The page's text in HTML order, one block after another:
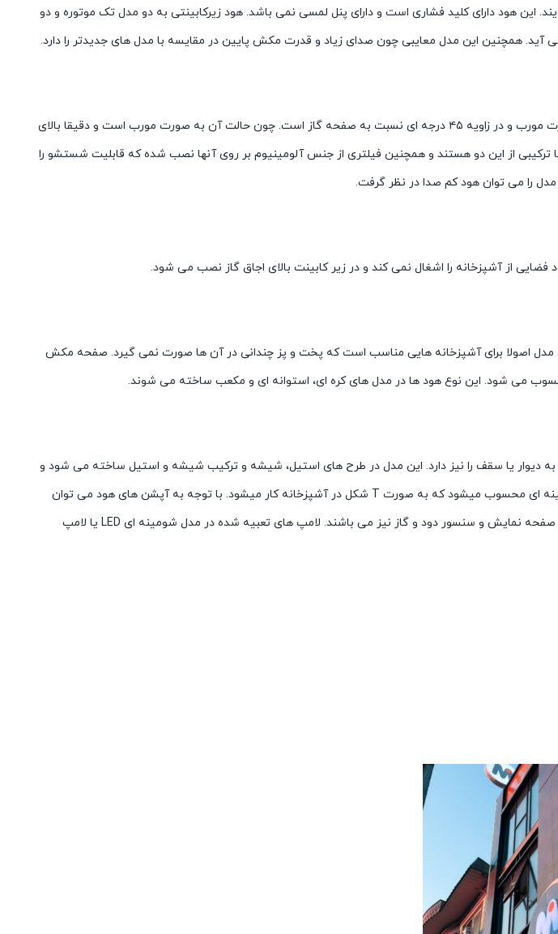
اين هود دارای کليد فشاری است و دارای پنل لمسی نمی باشد. هود زیرکابینتی به دو مدل تک موتوره و دو
همچنین این مدل معایبی چون صدای زياد و قدرت مکش پايين در مقايسه با مدل های جديدتر را دارد.
این مدل در مقایسه با نمونه های قدیمی ظاهری شیک تر و متفاوت تر دارد. نحوه قرار گرفتن آن به صورت مورب و در زاویه ۴۵ درجه ای نسبت به صفحه گاز است. چون حالت آن به صورت مورب است و دقیقا بالای
از این دو هستند و همچنین فیلتری از جنس آلومینیوم بر روی آنها نصب شده که قابلیت شستشو را
مدل را می توان هود کم صدا در نظر گرفت.
فضایی از آشپزخانه را اشغال نمی کند و در زیر کابینت بالای اجاق گاز نصب می شود.
مدل اصولا برای آشپزخانه هایی مناسب است که پخت و پز چندانی در آن ها صورت نمی گیرد. صفحه مکش
می شود. این نوع هود ها در مدل های کره ای، استوانه ای و مکعب ساخته می شوند.
یا سقف را نیز دارد. این مدل در طرح های استیل، شیشه و ترکیب شیشه و استیل ساخته می شود و
مجهز به فیلتر آلومینیومی جهت شستشو و تعویض می باشد. هود فلت هم یک نمونه از هود های شومینه ای محسوب میشود که به صورت T شکل در آشپزخانه کار میشود. با توجه به آپشن های هود می توان
عملکرد آن را با صفحه لمسی، دکمه مکانیکی و یا حتی از طریق ریموت، کنترل نمود. بعضی از آن ها دارای صفحه نمایش و سنسور دود و گاز نیز می باشند. لامپ های تعبیه شده در مدل شومینه ای LED یا لامپ